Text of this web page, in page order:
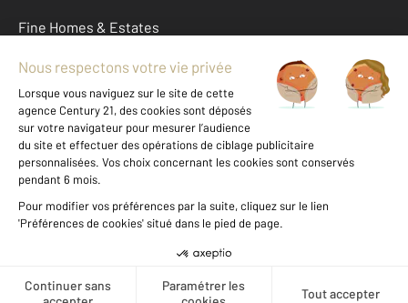
Fine Homes & Estates
À propos
International
Nous contacter
Données personnelles
Gestionnaire des cookies